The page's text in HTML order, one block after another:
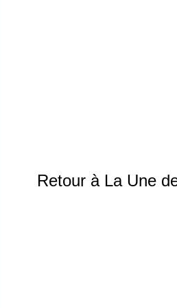
Retour à La Une